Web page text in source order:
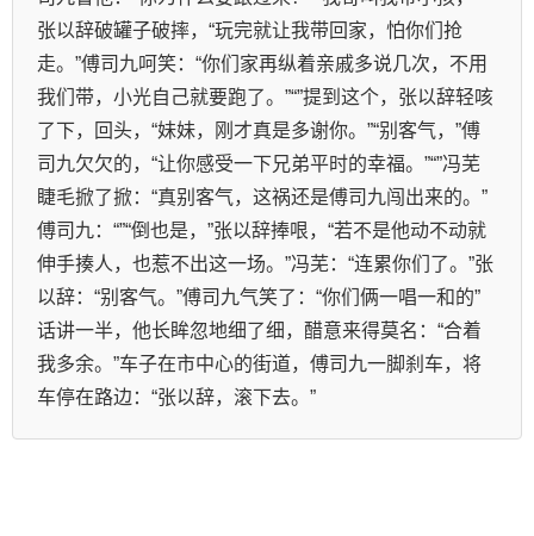
张以辞破罐子破摔，“玩完就让我带回家，怕你们抢
走。”傅司九呵笑：“你们家再纵着亲戚多说几次，不用
我们带，小光自己就要跑了。”“”提到这个，张以辞轻咳
了下，回头，“妹妹，刚才真是多谢你。”“别客气，”傅
司九欠欠的，“让你感受一下兄弟平时的幸福。”“”冯芜
睫毛掀了掀：“真别客气，这祸还是傅司九闯出来的。”
傅司九：“”“倒也是，”张以辞捧哏，“若不是他动不动就
伸手揍人，也惹不出这一场。”冯芜：“连累你们了。”张
以辞：“别客气。”傅司九气笑了：“你们俩一唱一和的”
话讲一半，他长眸忽地细了细，醋意来得莫名：“合着
我多余。”车子在市中心的街道，傅司九一脚刹车，将
车停在路边：“张以辞，滚下去。”